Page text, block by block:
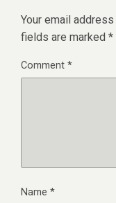
Your email
fields are marked *
Comment*
Name *